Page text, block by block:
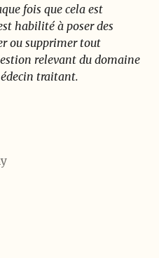
fois que cela est
habilité à poser des
ou supprimer tout
relevant du domaine
traitant.